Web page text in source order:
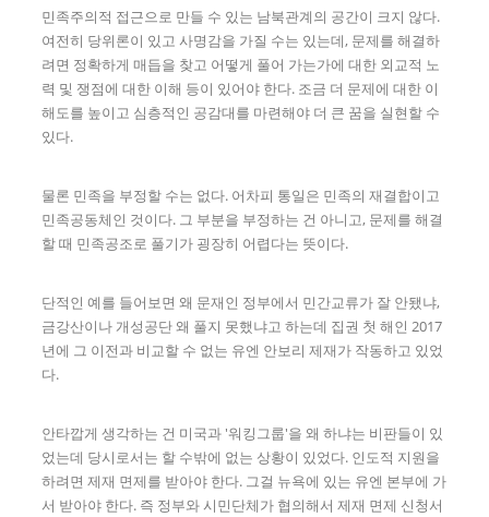
민족주의적 접근으로 만들 수 있는 남북관계의 공간이 크지 않다.
여전히 당위론이 있고 사명감을 가질 수는 있는데, 문제를 해결하
려면 정확하게 매듭을 찾고 어떻게 풀어 가는가에 대한 외교적 노
력 및 쟁점에 대한 이해 등이 있어야 한다. 조금 더 문제에 대한 이
해도를 높이고 심층적인 공감대를 마련해야 더 큰 꿈을 실현할 수
있다.
물론 민족을 부정할 수는 없다. 어차피 통일은 민족의 재결합이고
민족공동체인 것이다. 그 부분을 부정하는 건 아니고, 문제를 해결
할 때 민족공조로 풀기가 굉장히 어렵다는 뜻이다.
단적인 예를 들어보면 왜 문재인 정부에서 민간교류가 잘 안됐냐,
금강산이나 개성공단 왜 풀지 못했냐고 하는데 집권 첫 해인 2017
년에 그 이전과 비교할 수 없는 유엔 안보리 제재가 작동하고 있었
다.
안타깝게 생각하는 건 미국과 '워킹그룹'을 왜 하냐는 비판들이 있
었는데 당시로서는 할 수밖에 없는 상황이 있었다. 인도적 지원을
하려면 제재 면제를 받아야 한다. 그걸 뉴욕에 있는 유엔 본부에 가
서 받아야 한다. 즉 정부와 시민단체가 협의해서 제재 면제 신청서